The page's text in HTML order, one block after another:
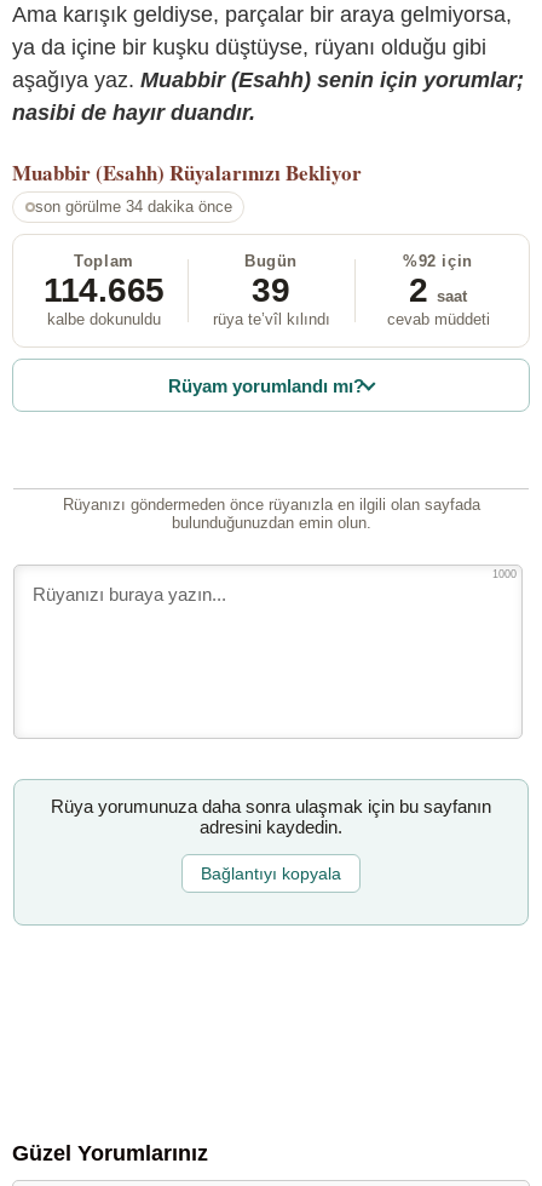
Ama karışık geldiyse, parçalar bir araya gelmiyorsa,
ya da içine bir kuşku düştüyse, rüyanı olduğu gibi
aşağıya yaz. Muabbir (Esahh) senin için yorumlar;
nasibi de hayır duandır.
Muabbir (Esahh) Rüyalarınızı Bekliyor
son görülme 34 dakika önce
Toplam
114.665
kalbe dokunuldu
Bugün
39
rüya te’vîl kılındı
%92 için
2 saat
cevab müddeti
Rüyam yorumlandı mı?
Rüyanızı göndermeden önce rüyanızla en ilgili olan sayfada
bulunduğunuzdan emin olun.
1000
Rüya yorumunuza daha sonra ulaşmak için bu sayfanın
adresini kaydedin.
Bağlantıyı kopyala
Güzel Yorumlarınız